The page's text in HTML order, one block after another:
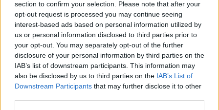
section to confirm your selection. Please note that after your
opt-out request is processed you may continue seeing
interest-based ads based on personal information utilized by
us or personal information disclosed to third parties prior to
your opt-out. You may separately opt-out of the further
disclosure of your personal information by third parties on the
IAB’s list of downstream participants. This information may
also be disclosed by us to third parties on the IAB’s List of
Downstream Participants that may further disclose it to other